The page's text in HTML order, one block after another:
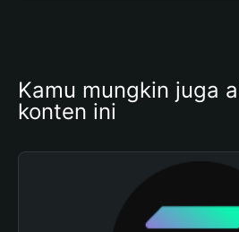
Kamu mungkin juga
konten ini